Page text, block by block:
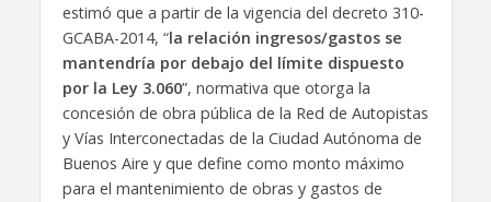
estimó que a partir de la vigencia del decreto 310-
GCABA-2014, “la relación ingresos/gastos se
mantendría por debajo del límite dispuesto
por la Ley 3.060”, normativa que otorga la
concesión de obra pública de la Red de Autopistas
y Vías Interconectadas de la Ciudad Autónoma de
Buenos Aire y que define como monto máximo
para el mantenimiento de obras y gastos de